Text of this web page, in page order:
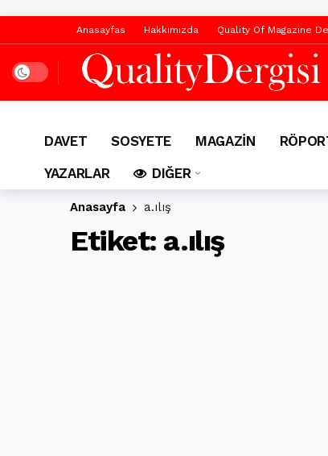
Anasayfas Hakkımızda Quality Of Magazine
Dark mode
DAVET SOSYETE MAGAZİN
YAZARLAR
DIĞER
Anasayfa a.ılış
Etiket: a.ılış